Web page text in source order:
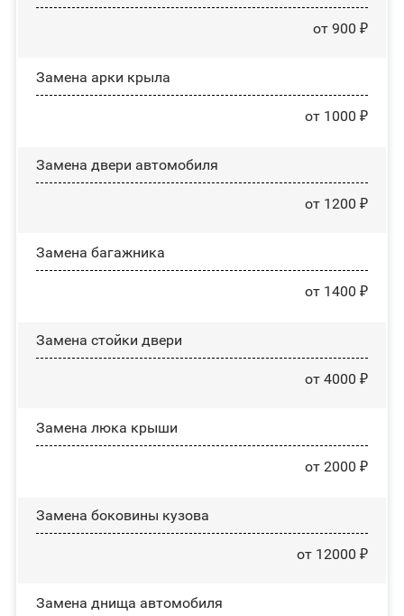
от 900 ₽
Замена арки крыла
от 1000 ₽
Замена двери автомобиля
от 1200 ₽
Замена багажника
от 1400 ₽
Зaмeнa cтoйĸи двepи
от 4000 ₽
Зaмeнa люĸa ĸpыши
от 2000 ₽
Замена боковины кузова
от 12000 ₽
Замена днища автомобиля